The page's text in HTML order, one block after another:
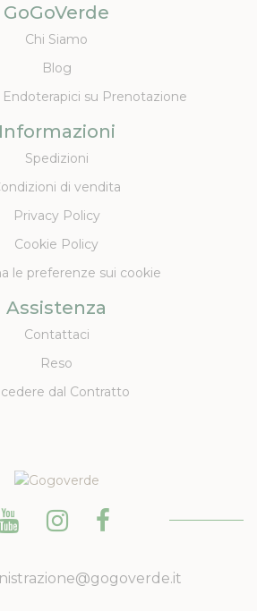
GoGoVerde
Chi Siamo
Blog
su Prenotazione
Informazioni
Spedizioni
di vendita
Privacy Policy
Cookie Policy
le preferenze sui cookie
Assistenza
Contattaci
Reso
dal Contratto